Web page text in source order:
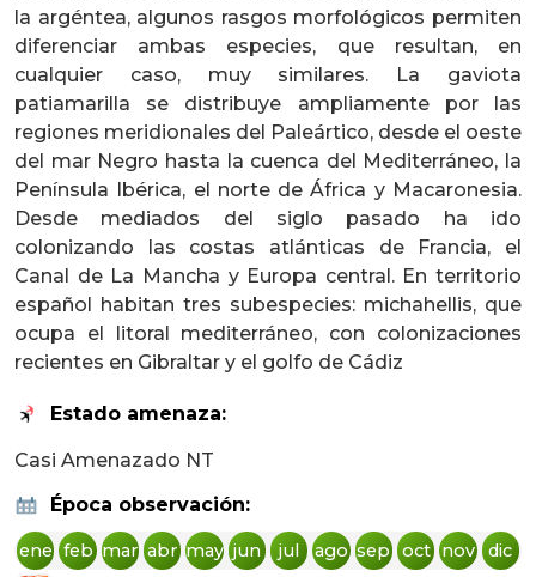
la argéntea, algunos rasgos morfológicos permiten
diferenciar ambas especies, que resultan, en
cualquier caso, muy similares. La gaviota
patiamarilla se distribuye ampliamente por las
regiones meridionales del Paleártico, desde el oeste
del mar Negro hasta la cuenca del Mediterráneo, la
Península Ibérica, el norte de África y Macaronesia.
Desde mediados del siglo pasado ha ido
colonizando las costas atlánticas de Francia, el
Canal de La Mancha y Europa central. En territorio
español habitan tres subespecies: michahellis, que
ocupa el litoral mediterráneo, con colonizaciones
recientes en Gibraltar y el golfo de Cádiz
Estado amenaza:
Casi Amenazado NT
Época observación:
ene feb mar abr may jun jul ago sep oct nov dic